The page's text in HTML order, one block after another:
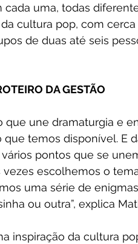
uma, todas
cultura pop, com
de duas até seis
DA GESTÃO
une dramaturgia e
temos disponível. E
pontos que se
escolhemos o
uma série de
ou outra”, explica
inspiração da cultura